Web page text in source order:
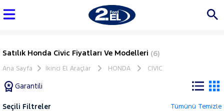
Satılık Honda Civic Fiyatları Ve Modelleri (6)
Ana Sayfa İkinci El Araçlar HONDA CIVIC
Garantili
Seçili Filtreler Tümünü Temizle